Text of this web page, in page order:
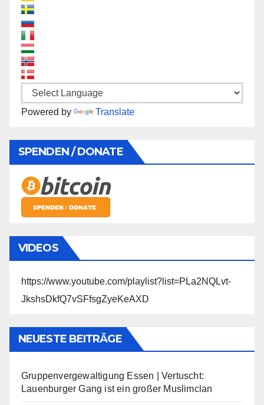
Powered by Translate
SPENDEN / DONATE
VIDEOS
https://www.youtube.com/playlist?list=PLa2NQLvt-
JkshsDkfQ7vSFfsgZyeKeAXD
NEUESTE BEITRÄGE
Gruppenvergewaltigung Essen | Vertuscht:
Lauenburger Gang ist ein großer Muslimclan